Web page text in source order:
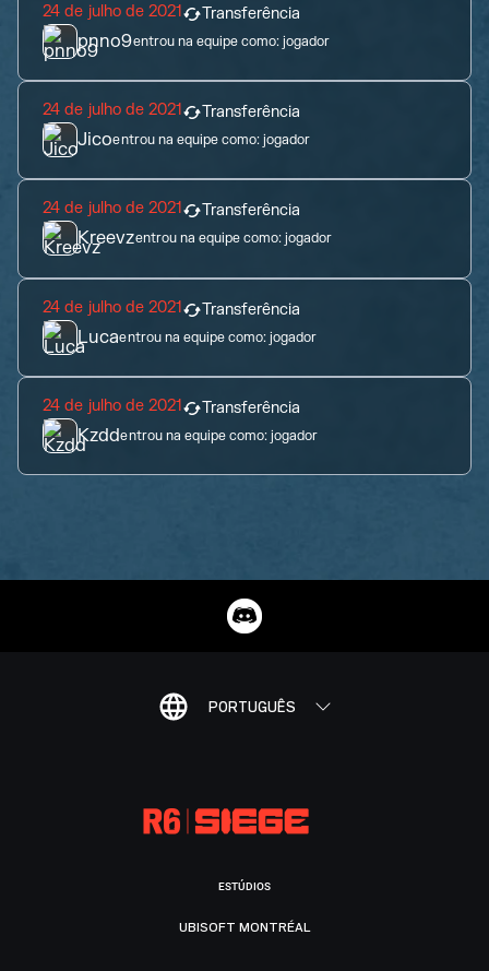
24 de julho de 2021 Transferência
pnno9entrou na equipe como:jogador
24 de julho de 2021 Transferência
Jicoentrou na equipe como:jogador
24 de julho de 2021 Transferência
Kreevzentrou na equipe como:jogador
24 de julho de 2021 Transferência
Lucaentrou na equipe como:jogador
24 de julho de 2021 Transferência
Kzddentrou na equipe como:jogador
PORTUGUÊS
ESTÚDIOS
UBISOFT MONTRÉAL